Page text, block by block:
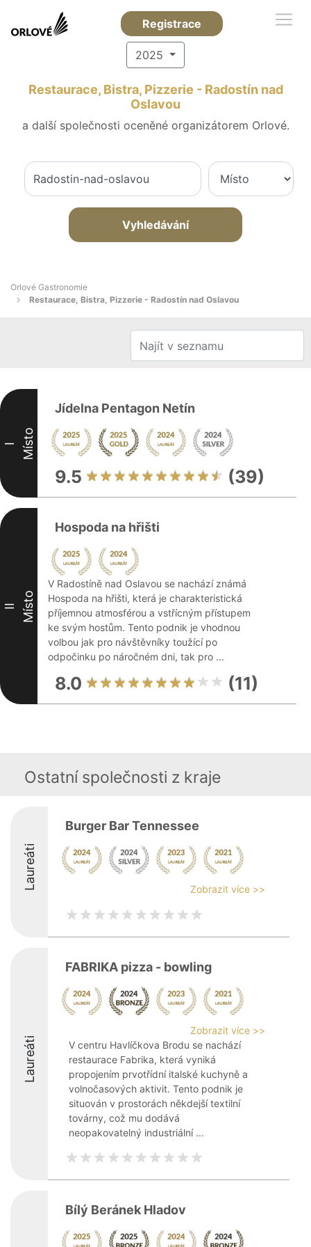
Registrace
2025
Restaurace, Bistra, Pizzerie - Radostín nad
Oslavou
a další společnosti oceněné organizátorem Orlové.
Vyhledávání
Orlové Gastronomie
Restaurace, Bistra, Pizzerie - Radostín nad Oslavou
I Místo
Jídelna Pentagon Netín
9.5 (39)
II Místo
Hospoda na hřišti
V Radostíně nad Oslavou se nachází známá
Hospoda na hřišti, která je charakteristická
příjemnou atmosférou a vstřícným přístupem
ke svým hostům. Tento podnik je vhodnou
volbou jak pro návštěvníky toužící po
odpočinku po náročném dni, tak pro ...
8.0 (11)
Ostatní společnosti z kraje
Laureáti
Burger Bar Tennessee
Zobrazit více >>
Laureáti
FABRIKA pizza - bowling
Zobrazit více >>
V centru Havlíčkova Brodu se nachází
restaurace Fabrika, která vyniká
propojením prvotřídní italské kuchyně a
volnočasových aktivit. Tento podnik je
situován v prostorách někdejší textilní
továrny, což mu dodává
neopakovatelný industriální ...
Bílý Beránek Hladov